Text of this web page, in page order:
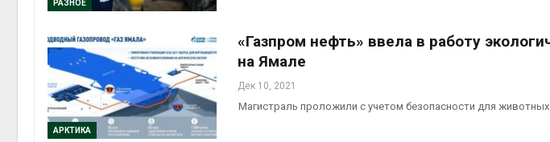
РАЗНОЕ
АРКТИКА
«Газпром нефть» ввела в работу
на Ямале
Дек 10, 2021
Магистраль проложили с учетом безопасности для
Авг 6, 2026